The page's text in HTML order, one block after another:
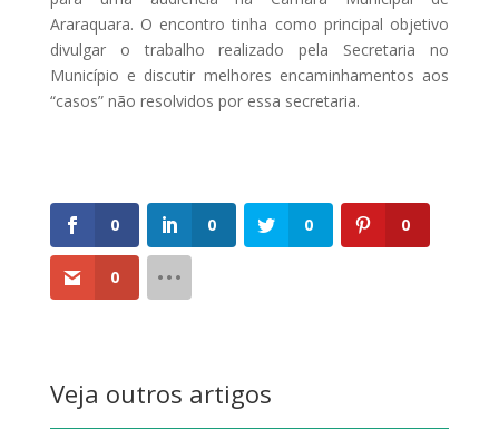
Araraquara. O encontro tinha como principal objetivo
divulgar o trabalho realizado pela Secretaria no
Município e discutir melhores encaminhamentos aos
“casos” não resolvidos por essa secretaria.
0 0 0 0
0
Veja outros artigos